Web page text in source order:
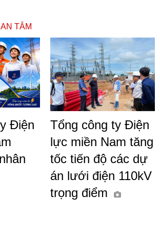
TÂM
Điện
Tổng công ty Điện
lực miền Nam tăng
tốc tiến độ các dự
án lưới điện 110kV
trọng điểm